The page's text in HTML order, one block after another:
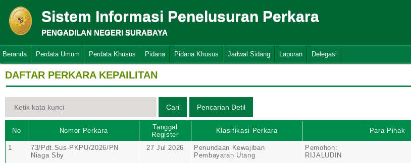
Sistem Informasi Penelusuran Perkara
PENGADILAN NEGERI SURABAYA
Beranda Perdata Umum Perdata Khusus Pidana Pidana Khusus Jadwal Sidang Laporan Delegasi
DAFTAR PERKARA KEPAILITAN
No Nomor Perkara
Tanggal
Register
Klasifikasi Perkara Para Pihak
1
73/Pdt.Sus-PKPU/2026/PN
Niaga Sby
27 Jul 2026
Penundaan Kewajiban
Pembayaran Utang
Pemohon:
RIJALUDIN